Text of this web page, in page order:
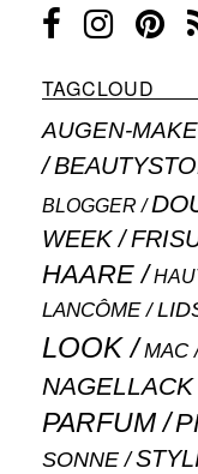
TAGCLOUD
AUGEN-
BLOGGER
WEEK
HAARE
LANCÔME
LOOK MAC
NAGELLACK
PARFUM
SONNE